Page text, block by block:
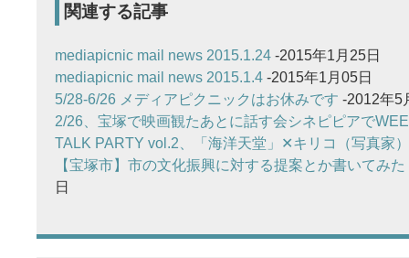
関連する記事
mediapicnic mail news 2015.1.24 -2015年1月25日
mediapicnic mail news 2015.1.4 -2015年1月05日
5/28-6/26 メディアピクニックはお休みです -2012年5
2/26、宝塚で映画観たあとに話す会シネピピアで
TALK PARTY vol.2、「海洋天堂」✕キリコ（写真家）
【宝塚市】市の文化振興に対する提案とか書いてみた
日